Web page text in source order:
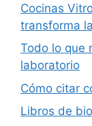
Cocinas
transforma
Todo lo que
laboratorio
Cómo citar
Libros de